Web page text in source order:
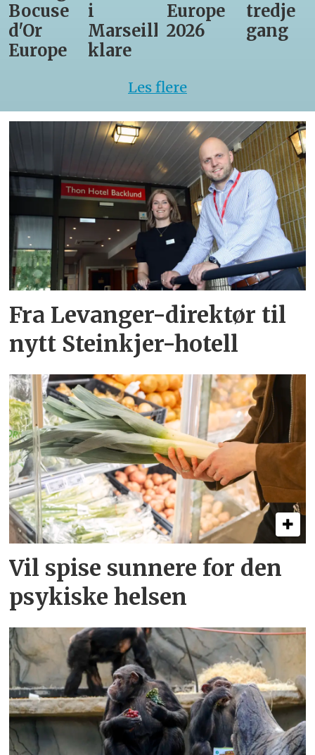
Bocuse
d'Or
Europe
i
Marseille
klare
Europe
2026
tredje
gang
Les flere
Fra Levanger-direktør til
nytt Steinkjer-hotell
Vil spise sunnere for den
psykiske helsen